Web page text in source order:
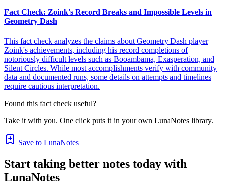
Fact Check: Zoink's Record Breaks and Impossible Levels in
Geometry Dash
This fact check analyzes the claims about Geometry Dash player
Zoink's achievements, including his record completions of
notoriously difficult levels such as Booambama, Exasperation, and
Silent Circles. While most accomplishments verify with community
data and documented runs, some details on attempts and timelines
require cautious interpretation.
Found this fact check useful?
Take it with you. One click puts it in your own LunaNotes library.
Save to LunaNotes
Start taking better notes today with
LunaNotes